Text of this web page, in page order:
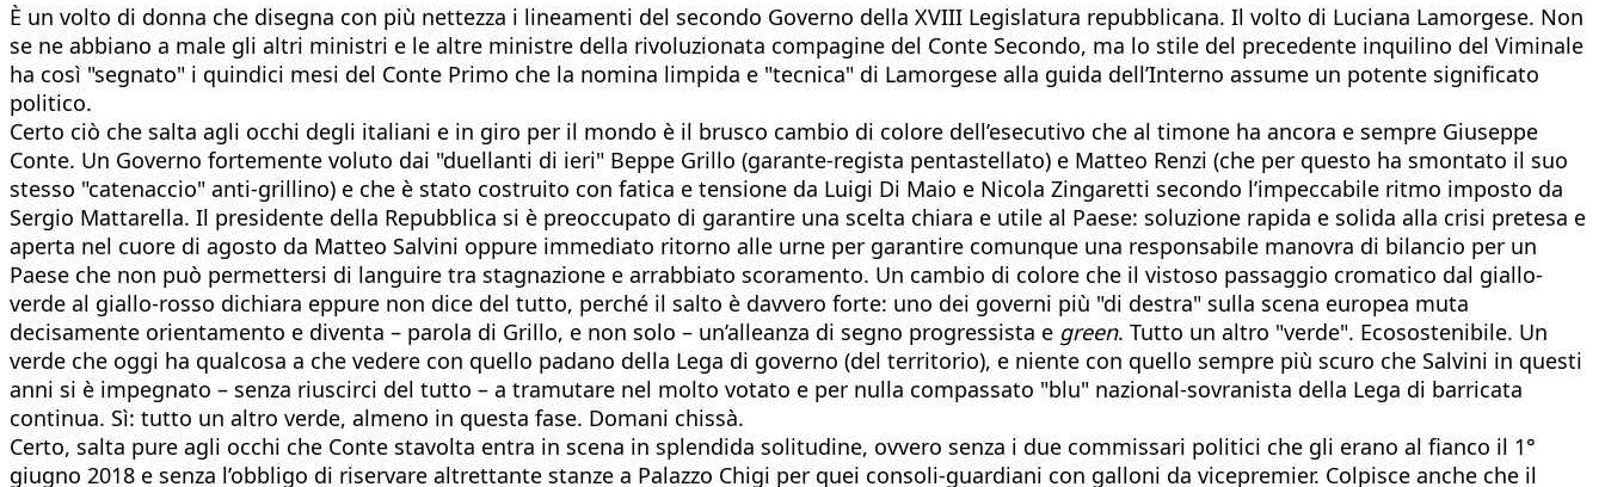
È un volto di donna che disegna con più nettezza i lineamenti del secondo Governo della XVIII Legislatura repubblicana. Il volto di Luciana Lamorgese. Non
se ne abbiano a male gli altri ministri e le altre ministre della rivoluzionata compagine del Conte Secondo, ma lo stile del precedente inquilino del Viminale
ha così "segnato" i quindici mesi del Conte Primo che la nomina limpida e "tecnica" di Lamorgese alla guida dell’Interno assume un potente significato
politico.
Certo ciò che salta agli occhi degli italiani e in giro per il mondo è il brusco cambio di colore dell’esecutivo che al timone ha ancora e sempre Giuseppe
Conte. Un Governo fortemente voluto dai "duellanti di ieri" Beppe Grillo (garante-regista pentastellato) e Matteo Renzi (che per questo ha smontato il suo
stesso "catenaccio" anti-grillino) e che è stato costruito con fatica e tensione da Luigi Di Maio e Nicola Zingaretti secondo l’impeccabile ritmo imposto da
Sergio Mattarella. Il presidente della Repubblica si è preoccupato di garantire una scelta chiara e utile al Paese: soluzione rapida e solida alla crisi pretesa e
aperta nel cuore di agosto da Matteo Salvini oppure immediato ritorno alle urne per garantire comunque una responsabile manovra di bilancio per un
Paese che non può permettersi di languire tra stagnazione e arrabbiato scoramento. Un cambio di colore che il vistoso passaggio cromatico dal giallo-
verde al giallo-rosso dichiara eppure non dice del tutto, perché il salto è davvero forte: uno dei governi più "di destra" sulla scena europea muta
decisamente orientamento e diventa – parola di Grillo, e non solo – un’alleanza di segno progressista e green. Tutto un altro "verde". Ecosostenibile. Un
verde che oggi ha qualcosa a che vedere con quello padano della Lega di governo (del territorio), e niente con quello sempre più scuro che Salvini in questi
anni si è impegnato – senza riuscirci del tutto – a tramutare nel molto votato e per nulla compassato "blu" nazional-sovranista della Lega di barricata
continua. Sì: tutto un altro verde, almeno in questa fase. Domani chissà.
Certo, salta pure agli occhi che Conte stavolta entra in scena in splendida solitudine, ovvero senza i due commissari politici che gli erano al fianco il 1°
giugno 2018 e senza l’obbligo di riservare altrettante stanze a Palazzo Chigi per quei consoli-guardiani con galloni da vicepremier. Colpisce anche che il